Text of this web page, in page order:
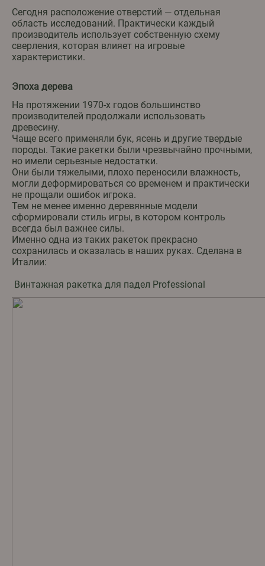
Сегодня расположение отверстий — отдельная
область исследований. Практически каждый
производитель использует собственную схему
сверления, которая влияет на игровые
характеристики.
Эпоха дерева
На протяжении 1970-х годов большинство
производителей продолжали использовать
древесину.
Чаще всего применяли бук, ясень и другие твердые
породы. Такие ракетки были чрезвычайно прочными,
но имели серьезные недостатки.
Они были тяжелыми, плохо переносили влажность,
могли деформироваться со временем и практически
не прощали ошибок игрока.
Тем не менее именно деревянные модели
сформировали стиль игры, в котором контроль
всегда был важнее силы.
Именно одна из таких ракеток прекрасно
сохранилась и оказалась в наших руках. Сделана в
Италии:
Винтажная ракетка для падел Professional